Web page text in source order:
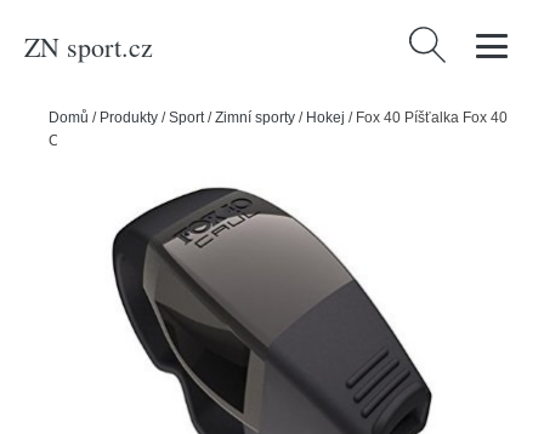
ZN sport.cz Vyhledávání
Domů / Produkty /Sport/Zimní sporty / Hokej / Fox 40 Píšťalka Fox 40
Caul, černá